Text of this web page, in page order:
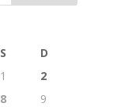
S
D
1
2
8
9